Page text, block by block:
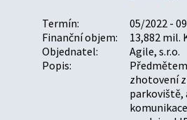
Termín:
05/2022 -
Finanční objem:
13,882 mil.
Objednatel:
Agile, s.r.o.
Popis:
zhotovení
parkoviště,